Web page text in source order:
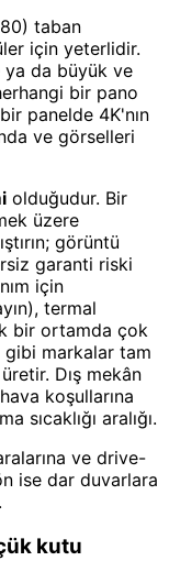
taban
için yeterlidir.
ya da büyük ve
bir pano
panelde 4K'nın
ve görselleri
olduğudur. Bir
üzere
görüntü
garanti riski
için
termal
bir ortamda çok
gibi markalar tam
üretir. Dış mekân
koşullarına
sıcaklığı aralığı.
ve drive-
ise dar duvarlara
kutu